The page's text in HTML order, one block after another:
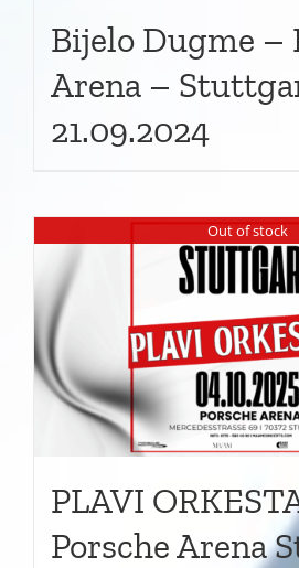
Bijelo Dugme –
Arena –
21.09.2024
Out of stock
PLAVI
Porsche Arena